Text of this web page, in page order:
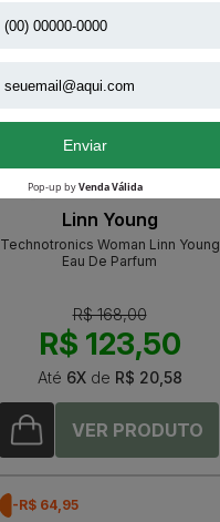
Linn Young
Technotronics Woman Linn Young
Eau De Parfum
R$ 168,00
R$ 123,50
Até 6Xde R$ 20,58
-R$ 64,95